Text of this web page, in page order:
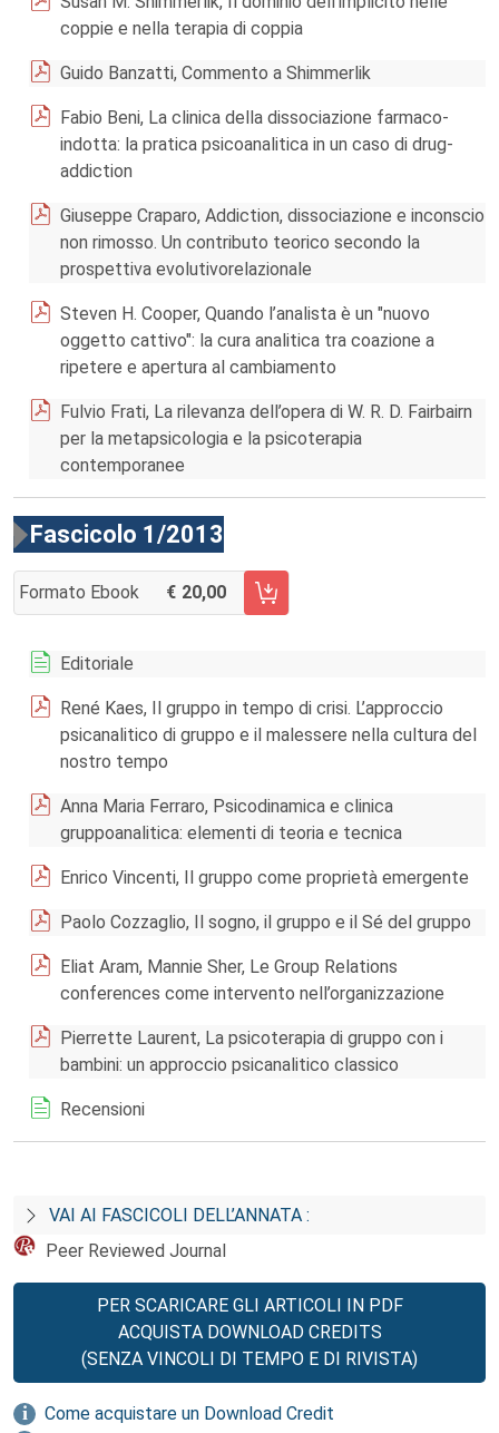
coppie e nella terapia di coppia
Guido Banzatti, Commento a Shimmerlik
Fabio Beni, La clinica della dissociazione farmaco-
indotta: la pratica psicoanalitica in un caso di drug-
addiction
Giuseppe Craparo, Addiction, dissociazione e inconscio
non rimosso. Un contributo teorico secondo la
prospettiva evolutivorelazionale
Steven H. Cooper, Quando l’analista è un "nuovo
oggetto cattivo": la cura analitica tra coazione a
ripetere e apertura al cambiamento
Fulvio Frati, La rilevanza dell’opera di W. R. D. Fairbairn
per la metapsicologia e la psicoterapia
contemporanee
Fascicolo 1/2013
Formato Ebook 20,00
AGGIUNGI AL CARRELLO FASCICOLO 1/2013
Editoriale
René Kaes, Il gruppo in tempo di crisi. L’approccio
psicanalitico di gruppo e il malessere nella cultura del
nostro tempo
Anna Maria Ferraro, Psicodinamica e clinica
gruppoanalitica: elementi di teoria e tecnica
Enrico Vincenti, Il gruppo come proprietà emergente
Paolo Cozzaglio, Il sogno, il gruppo e il Sé del gruppo
Eliat Aram, Mannie Sher, Le Group Relations
conferences come intervento nell’organizzazione
Pierrette Laurent, La psicoterapia di gruppo con i
bambini: un approccio psicanalitico classico
Recensioni
VAI AI FASCICOLI DELL’ANNATA :
Peer Reviewed Journal
PER SCARICARE GLI ARTICOLI IN PDF
ACQUISTA DOWNLOAD CREDITS
(SENZA VINCOLI DI TEMPO E DI RIVISTA)
Come acquistare un Download Credit